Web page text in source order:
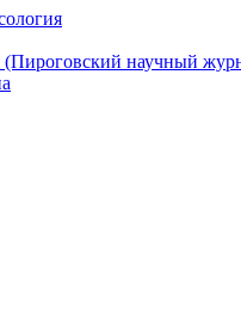
(Пироговский научный